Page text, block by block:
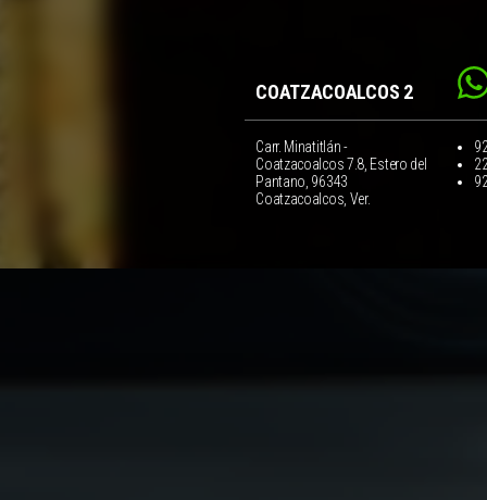
COATZACOALCOS 2
Carr. Minatitlán -
Coatzacoalcos 7.8, Estero del
Pantano, 96343
Coatzacoalcos, Ver.